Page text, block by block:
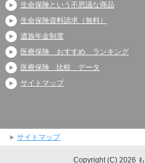
生命保険という不思議な商品
生命保険資料請求（無料）
遺族年金制度
医療保険 おすすめ ランキング
医療保険 比較 データ
サイトマップ
サイトマップ
Copyright (C) 2026